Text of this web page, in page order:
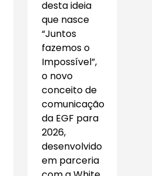
desta ideia
que nasce
“Juntos
fazemos o
Impossível”,
o novo
conceito de
comunicação
da EGF para
2026,
desenvolvido
em parceria